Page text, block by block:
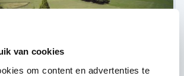
van cookies
om content en advertenties te